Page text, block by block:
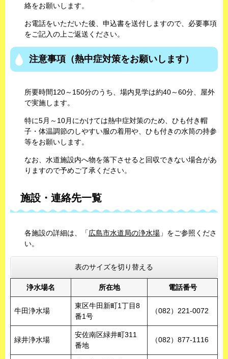
絡をお願いします。
お電話をいただいた後、申込書を送付しますので、必要事項
をご記入の上ご返送ください。
注意事項（熱中症対策をお願いします）
所要時間120～150分のうち、場内見学は約40～60分、屋外
で実施します。
特に5月～10月にかけては熱中症対策のため、ひも付き帽
子・体温調節のしやすい服の着用や、ひも付きの水筒の持参
等をお願いします。
なお、水道施設内へ物を落下させると回収できない場合があ
りますので予めご了承ください。
施設・連絡先一覧
各施設の詳細は、「広島市水道局の浄水場 」をご参照くださ
い。
表のサイズを切り替える
浄水場名 所在地 電話番号
牛田浄水場
東区牛田新町1丁目8
番1号
（082）221-0072
緑井浄水場
安佐南区緑井町311
番地
（082）877-1116